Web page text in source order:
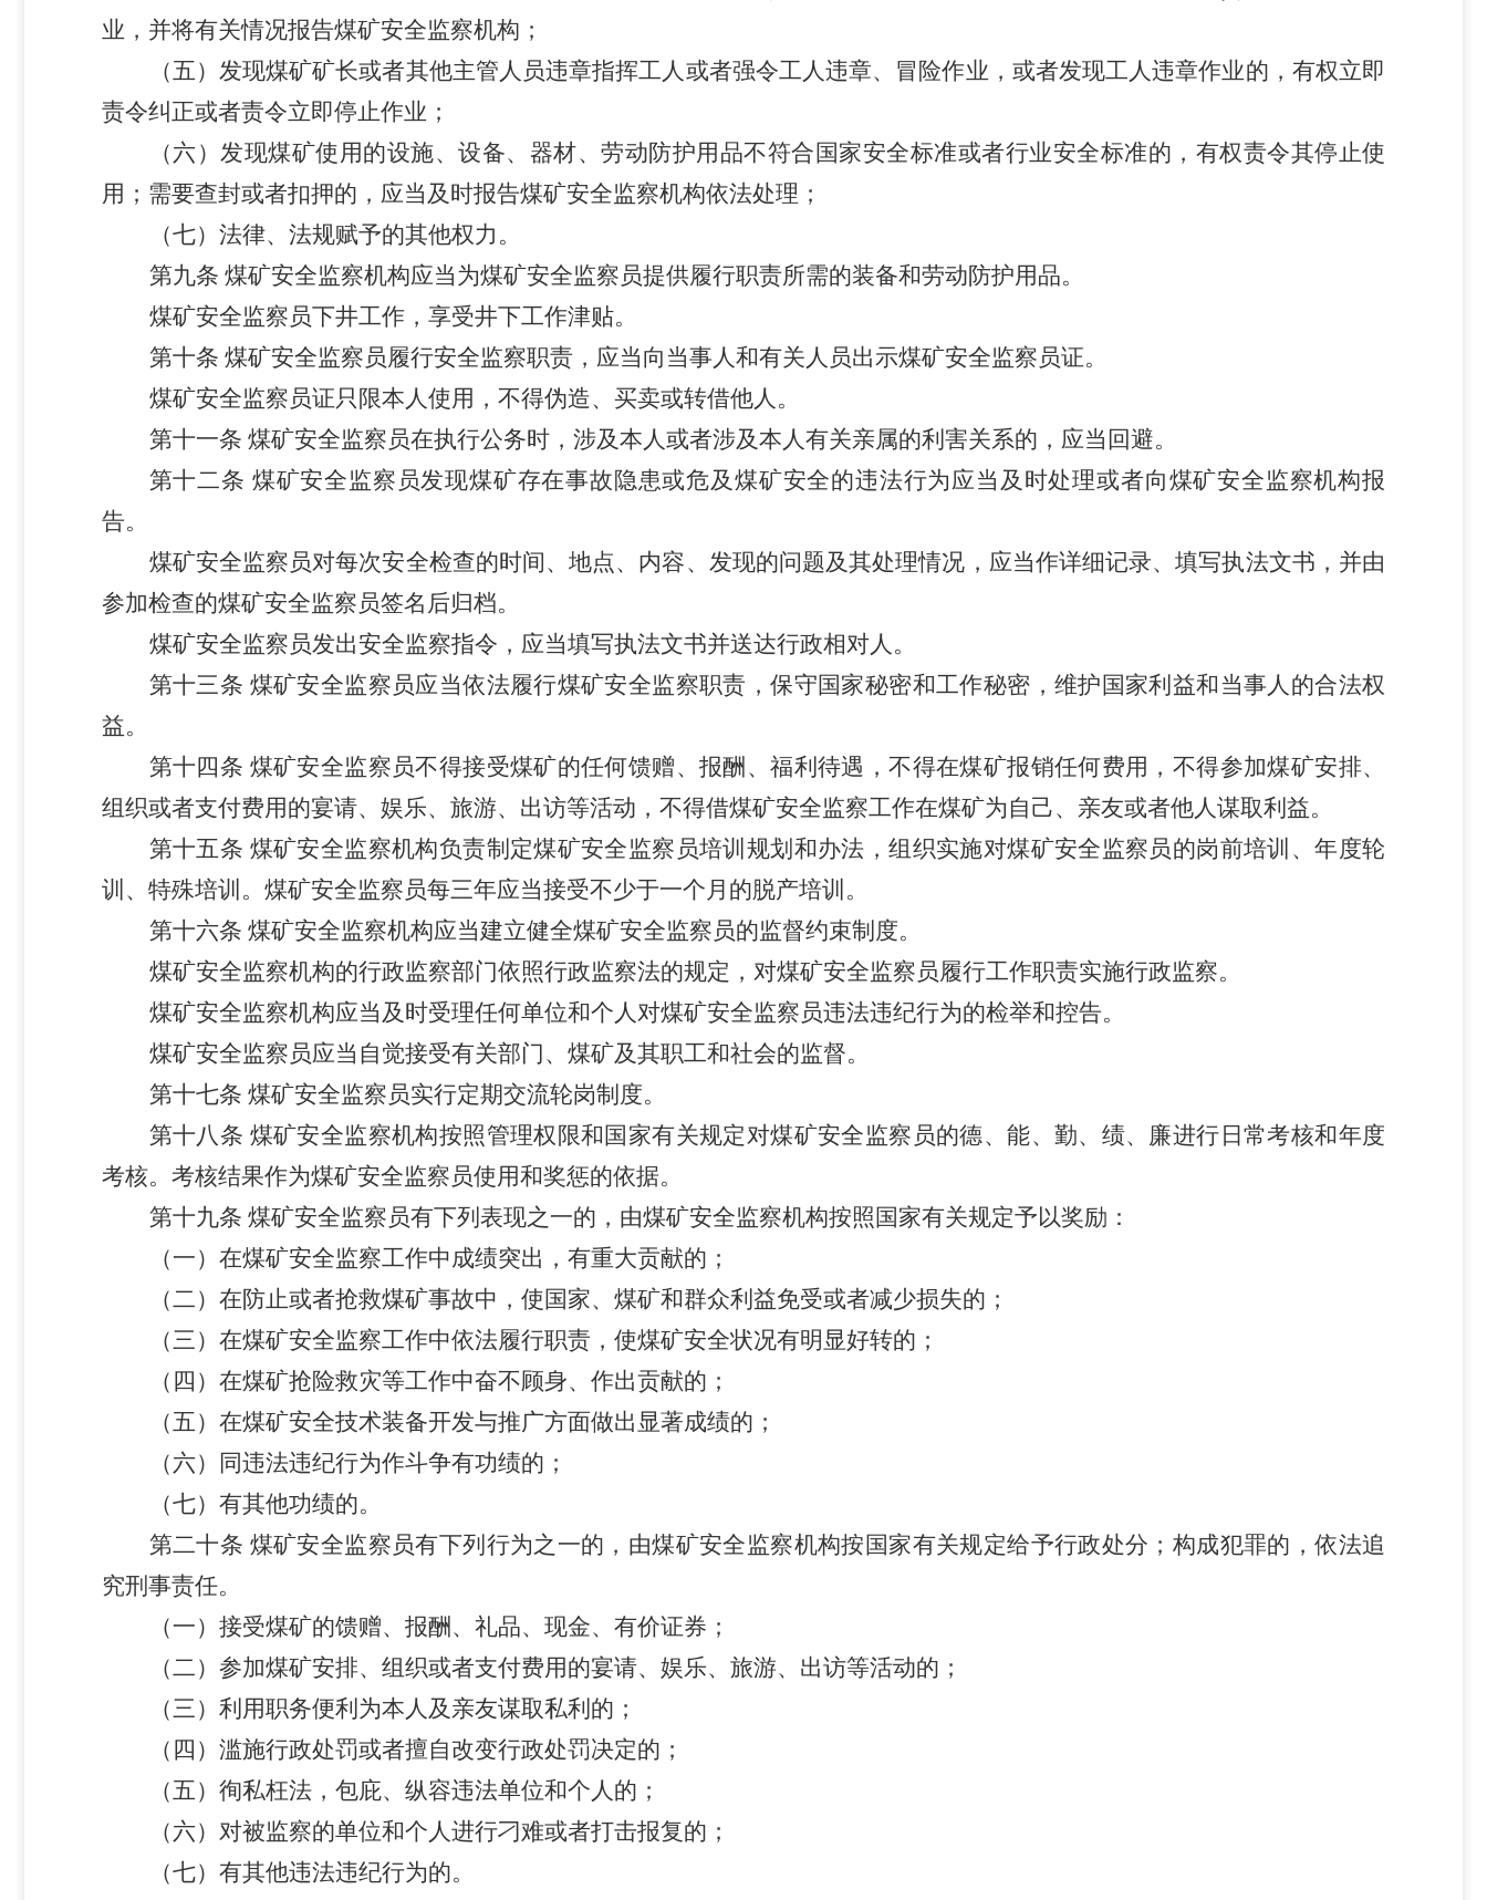
业，并将有关情况报告煤矿安全监察机构；
（五）发现煤矿矿长或者其他主管人员违章指挥工人或者强令工人违章、冒险作业，或者发现工人违章作业的，有权立即
责令纠正或者责令立即停止作业；
（六）发现煤矿使用的设施、设备、器材、劳动防护用品不符合国家安全标准或者行业安全标准的，有权责令其停止使
用；需要查封或者扣押的，应当及时报告煤矿安全监察机构依法处理；
（七）法律、法规赋予的其他权力。
第九条 煤矿安全监察机构应当为煤矿安全监察员提供履行职责所需的装备和劳动防护用品。
煤矿安全监察员下井工作，享受井下工作津贴。
第十条 煤矿安全监察员履行安全监察职责，应当向当事人和有关人员出示煤矿安全监察员证。
煤矿安全监察员证只限本人使用，不得伪造、买卖或转借他人。
第十一条 煤矿安全监察员在执行公务时，涉及本人或者涉及本人有关亲属的利害关系的，应当回避。
第十二条 煤矿安全监察员发现煤矿存在事故隐患或危及煤矿安全的违法行为应当及时处理或者向煤矿安全监察机构报
告。
煤矿安全监察员对每次安全检查的时间、地点、内容、发现的问题及其处理情况，应当作详细记录、填写执法文书，并由
参加检查的煤矿安全监察员签名后归档。
煤矿安全监察员发出安全监察指令，应当填写执法文书并送达行政相对人。
第十三条 煤矿安全监察员应当依法履行煤矿安全监察职责，保守国家秘密和工作秘密，维护国家利益和当事人的合法权
益。
第十四条 煤矿安全监察员不得接受煤矿的任何馈赠、报酬、福利待遇，不得在煤矿报销任何费用，不得参加煤矿安排、
组织或者支付费用的宴请、娱乐、旅游、出访等活动，不得借煤矿安全监察工作在煤矿为自己、亲友或者他人谋取利益。
第十五条 煤矿安全监察机构负责制定煤矿安全监察员培训规划和办法，组织实施对煤矿安全监察员的岗前培训、年度轮
训、特殊培训。煤矿安全监察员每三年应当接受不少于一个月的脱产培训。
第十六条 煤矿安全监察机构应当建立健全煤矿安全监察员的监督约束制度。
煤矿安全监察机构的行政监察部门依照行政监察法的规定，对煤矿安全监察员履行工作职责实施行政监察。
煤矿安全监察机构应当及时受理任何单位和个人对煤矿安全监察员违法违纪行为的检举和控告。
煤矿安全监察员应当自觉接受有关部门、煤矿及其职工和社会的监督。
第十七条 煤矿安全监察员实行定期交流轮岗制度。
第十八条 煤矿安全监察机构按照管理权限和国家有关规定对煤矿安全监察员的德、能、勤、绩、廉进行日常考核和年度
考核。考核结果作为煤矿安全监察员使用和奖惩的依据。
第十九条 煤矿安全监察员有下列表现之一的，由煤矿安全监察机构按照国家有关规定予以奖励：
（一）在煤矿安全监察工作中成绩突出，有重大贡献的；
（二）在防止或者抢救煤矿事故中，使国家、煤矿和群众利益免受或者减少损失的；
（三）在煤矿安全监察工作中依法履行职责，使煤矿安全状况有明显好转的；
（四）在煤矿抢险救灾等工作中奋不顾身、作出贡献的；
（五）在煤矿安全技术装备开发与推广方面做出显著成绩的；
（六）同违法违纪行为作斗争有功绩的；
（七）有其他功绩的。
第二十条 煤矿安全监察员有下列行为之一的，由煤矿安全监察机构按国家有关规定给予行政处分；构成犯罪的，依法追
究刑事责任。
（一）接受煤矿的馈赠、报酬、礼品、现金、有价证券；
（二）参加煤矿安排、组织或者支付费用的宴请、娱乐、旅游、出访等活动的；
（三）利用职务便利为本人及亲友谋取私利的；
（四）滥施行政处罚或者擅自改变行政处罚决定的；
（五）徇私枉法，包庇、纵容违法单位和个人的；
（六）对被监察的单位和个人进行刁难或者打击报复的；
（七）有其他违法违纪行为的。